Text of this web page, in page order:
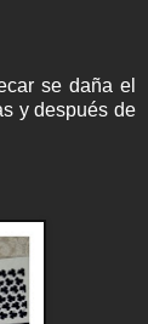
se daña el
y después de